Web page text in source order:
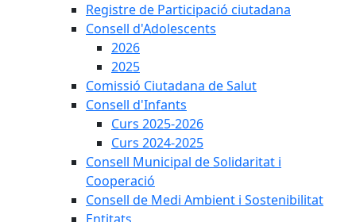
Registre de Participació ciutadana
Consell d'Adolescents
2026
2025
Comissió Ciutadana de Salut
Consell d'Infants
Curs 2025-2026
Curs 2024-2025
Consell Municipal de Solidaritat i
Cooperació
Consell de Medi Ambient i Sostenibilitat